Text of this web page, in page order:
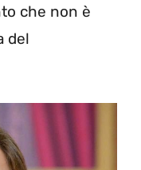
che non è
del